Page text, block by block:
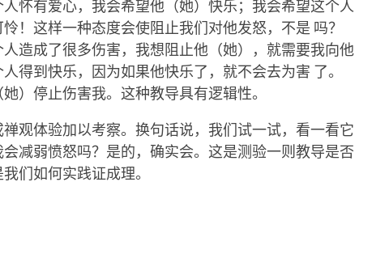
怀有爱心，我会希望他（她）快乐；我会希望这个人
！这样一种态度会使阻止我们对他发怒，不是 吗？
造成了很多伤害，我想阻止他（她），就需要我向他
得到快乐，因为如果他快乐了，就不会去为害 了。
）停止伤害我。这种教导具有逻辑性。
观体验加以考察。换句话说，我们试一试，看一看它
减弱愤怒吗？是的，确实会。这是测验一则教导是否
们如何实践证成理。